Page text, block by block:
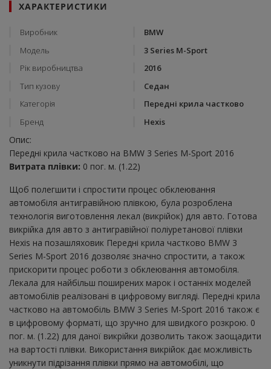
ХАРАКТЕРИСТИКИ
Виробник
BMW
Модель
3 Series M-Sport
Рік виробництва
2016
Тип кузову
Седан
Категорія
Передні крила частково
Бренд
Hexis
Опис:
Передні крила частково на BMW 3 Series M-Sport 2016
Витрата плівки: 0 пог. м. (1.22)
Щоб полегшити і спростити процес обклеювання
автомобіля антигравійною плівкою, була розроблена
технологія виготовлення лекал (викрійок) для авто. Готова
викрійка для авто з антигравійної поліуретанової плівки
Hexis на позашляховик Передні крила частково BMW 3
Series M-Sport 2016 дозволяє значно спростити, а також
прискорити процес роботи з обклеювання автомобіля.
Лекала для найбільш поширених марок і останніх моделей
автомобілів реалізовані в цифровому вигляді. Передні крила
частково на автомобіль BMW 3 Series M-Sport 2016 також є
в цифровому форматі, що зручно для швидкого розкрою. 0
пог. м. (1.22) для даної викрійки дозволить також заощадити
на вартості плівки. Використання викрійок дає можливість
уникнути підрізання плівки прямо на автомобілі, що